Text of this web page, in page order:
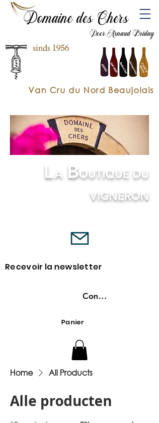
Domaine des Chers
Door Arnaud Briday
sinds 1956
Van Cru du Nord Beaujolais
L A BOUTIQUE DU
VIGNERON
Recevoir la newsletter
Connexion
Panier
Home All Products
Alle producten